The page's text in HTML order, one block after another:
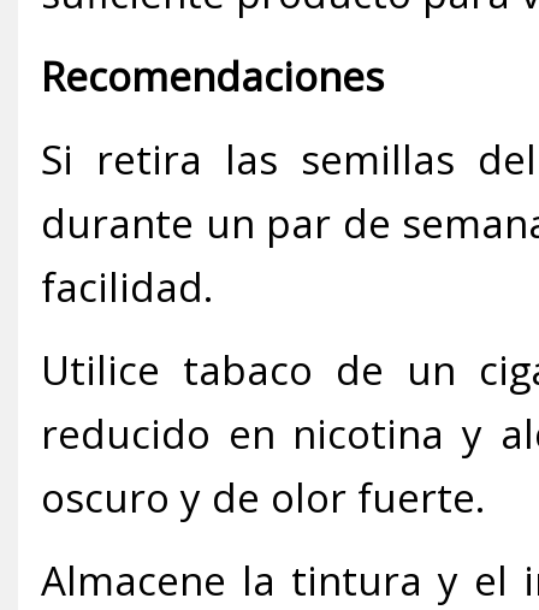
Recomendaciones
Si retira las semillas
durante un par de
facilidad.
Utilice tabaco de un
reducido en nicotina y
oscuro y de olor fuerte.
Almacene la tintura y el